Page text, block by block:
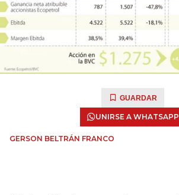
GUARDAR
UNIRSE A WHATSAPP
GERSON BELTRÁN FRANCO